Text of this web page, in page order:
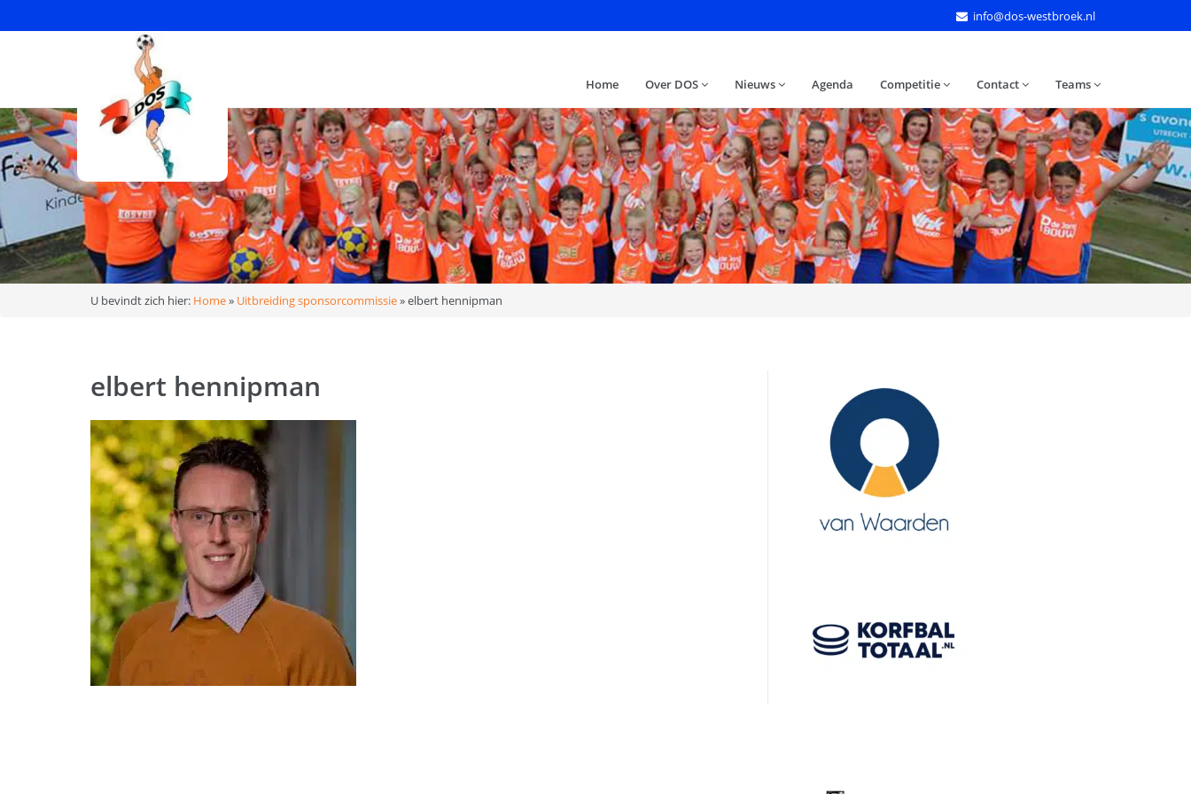
info@dos-westbroek.nl
Home Over DOS Nieuws Agenda Competitie Contact Teams
U bevindt zich hier: Home» Uitbreiding sponsorcommissie»elbert hennipman
elbert hennipman